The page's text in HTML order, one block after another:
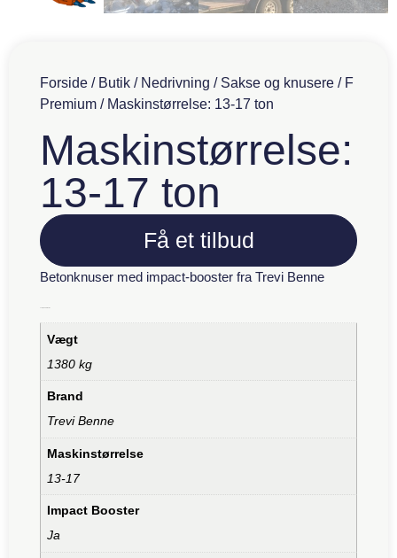
Forside / Butik / Nedrivning / Sakse og knusere / F
Premium / Maskinstørrelse: 13-17 ton
Maskinstørrelse:
13-17 ton
Få et tilbud
Betonknuser med impact-booster fra Trevi Benne
Vægt
1380 kg
Brand
Trevi Benne
Maskinstørrelse
13-17
Impact Booster
Ja